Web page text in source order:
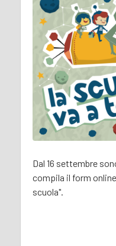
Dal 16 settembre
compila il form
scuola".